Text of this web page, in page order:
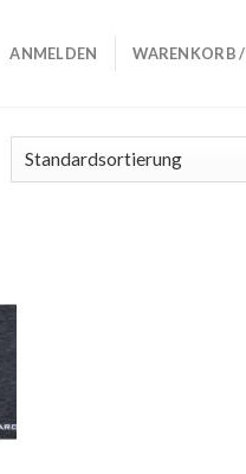
ANMELDEN WARENKORB /